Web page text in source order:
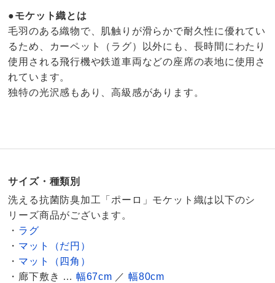
●モケット織とは
毛羽のある織物で、肌触りが滑らかで耐久性に優れてい
るため、カーペット（ラグ）以外にも、長時間にわたり
使用される飛行機や鉄道車両などの座席の表地に使用さ
れています。
独特の光沢感もあり、高級感があります。
商品番号 900-LE13-27
サイズ 奥行10～110cm
価格 ¥6,600税込 ¥6,000 税抜
★★★★★
★★★★★
★★★
★★
★★
★★★
★★★★
サイズ・種類別
洗える抗菌防臭加工「ポーロ」モケット織は以下のシ
リーズ商品がございます。
・ ラグ
・ マット（だ円）
・ マット（四角）
・廊下敷き … 幅67cm ／ 幅80cm